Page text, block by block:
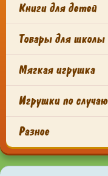
Книги для детей
Товары для школы
Мягкая игрушка
Игрушки по случаю
Разное